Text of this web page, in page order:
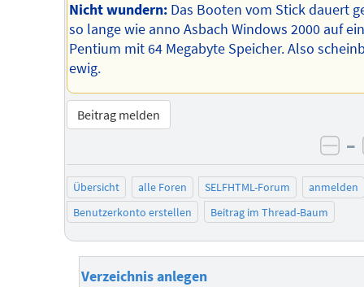
Nicht wundern:Das Booten vom Stick dauert
so lange wie anno Asbach Windows 2000 auf
Pentium mit 64 Megabyte Speicher. Also
ewig.
Beitrag melden
–
Übersicht alle Foren SELFHTML-Forum
anmelden
Benutzerkonto erstellen
Beitrag im Thread-Baum
Verzeichnis anlegen